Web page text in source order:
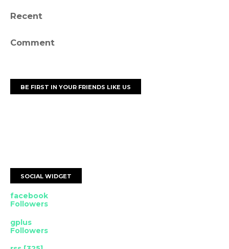
Recent
Comment
BE FIRST IN YOUR FRIENDS LIKE US
SOCIAL WIDGET
facebook
Followers
gplus
Followers